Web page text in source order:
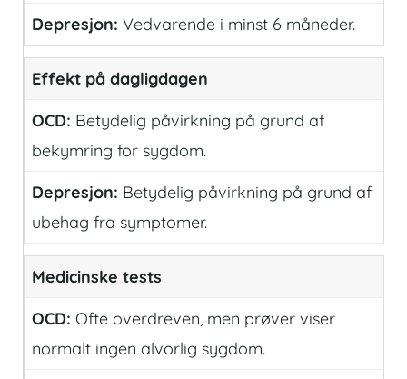
Vedvarende i minst 6 måneder.
Effekt på dagligdagen
Betydelig påvirkning på grund af
bekymring for sygdom.
Betydelig påvirkning på grund af
ubehag fra symptomer.
Medicinske tests
Ofte overdreven, men prøver viser
normalt ingen alvorlig sygdom.
Behandl dit samtykke
For at give den bedst mulige oplevelse bruger vi cookies
til at gemme eller tilgå enhedsdata. Nægtelse af
Præferencer
Statistik
Markedsføring